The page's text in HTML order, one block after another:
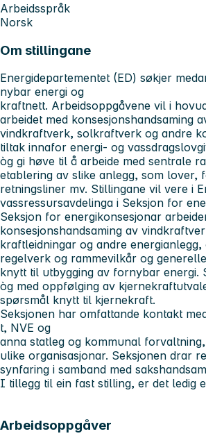
Arbeidsspråk
Norsk
Om stillingane
Energidepartementet (ED) søkjer
nybar energi og
kraftnett. Arbeidsoppgåvene vil i
arbeidet med konsesjonshandsaming
vindkraftverk, solkraftverk og andre
tiltak innafor energi- og
òg gi høve til å arbeide med sentrale
etablering av slike anlegg, som lover,
retningsliner mv. Stillingane vil vere i
vassressursavdelinga i Seksjon for
Seksjon for energikonsesjonar
konsesjonshandsaming av
kraftleidningar og andre
regelverk og rammevilkår og
knytt til utbygging av fornybar energi.
òg med oppfølging av
spørsmål knytt til kjernekraft.
Seksjonen har omfattande kontakt
t, NVE og
anna statleg og kommunal
ulike organisasjonar. Seksjonen drar
synfaring i samband med
I tillegg til ein fast stilling, er det ledig
Arbeidsoppgåver